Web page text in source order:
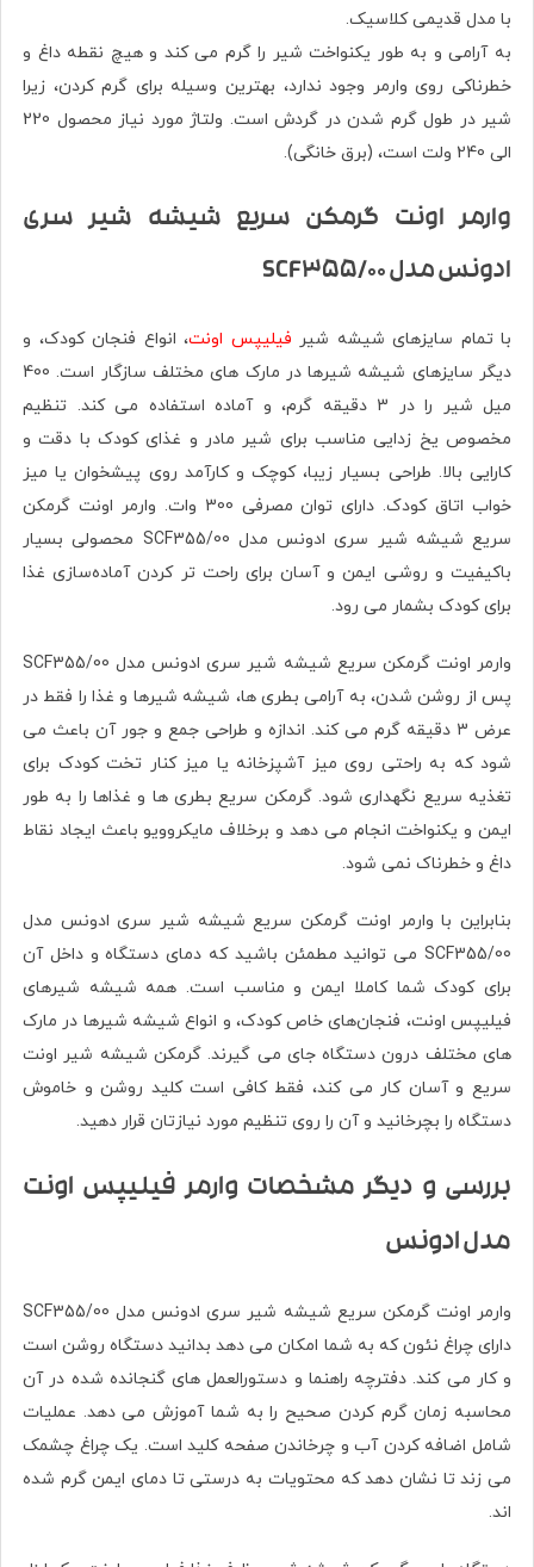
با مدل قدیمی کلاسیک.
به آرامی و به طور یکنواخت شیر را گرم می کند و هیچ نقطه داغ و
خطرناکی روی وارمر وجود ندارد، بهترین وسیله برای گرم کردن، زیرا
شیر در طول گرم شدن در گردش است. ولتاژ مورد نیاز محصول 220
الی 240 ولت است، (برق خانگی).
وارمر اونت گرمکن سریع شیشه شیر سری
ادونس مدل SCF355/00
با تمام سایزهای شیشه شیر فیلیپس اونت، انواع فنجان کودک، و
دیگر سایزهای شیشه شیرها در مارک های مختلف سازگار است. 400
میل شیر را در 3 دقیقه گرم، و آماده استفاده می کند.
تنظیم
مخصوص یخ زدایی مناسب برای شیر مادر و غذای کودک با دقت و
کارایی بالا. طراحی بسیار زیبا، کوچک و کارآمد روی پیشخوان یا میز
خواب اتاق کودک. دارای
توان مصرفی 300 وات. وارمر اونت گرمکن
سریع شیشه شیر سری ادونس مدل SCF355/00 محصولی بسیار
باکیفیت و روشی ایمن و آسان برای راحت تر کردن آماده‌سازی غذا
برای کودک بشمار می رود.
وارمر اونت گرمکن سریع شیشه شیر سری ادونس مدل SCF355/00
پس از روشن شدن، به آرامی بطری ها، شیشه شیرها و غذا را فقط در
عرض 3 دقیقه گرم می کند. اندازه و طراحی جمع و جور آن باعث می
شود که به راحتی روی میز آشپزخانه یا میز کنار تخت کودک برای
تغذیه سریع نگهداری شود. گرمکن سریع بطری ها و غذاها را به طور
ایمن و یکنواخت انجام می دهد و برخلاف مایکروویو باعث ایجاد نقاط
داغ و خطرناک نمی شود.
بنابراین با وارمر اونت گرمکن سریع شیشه شیر سری ادونس مدل
SCF355/00 می توانید مطمئن باشید که دمای دستگاه و داخل آن
برای کودک شما کاملا ایمن و مناسب است. همه شیشه شیرهای
فیلیپس اونت، فنجان‌های خاص کودک، و انواع شیشه شیرها در مارک
های مختلف درون دستگاه جای می گیرند. گرمکن شیشه شیر اونت
سریع و آسان کار می کند، فقط کافی است کلید روشن و خاموش
دستگاه را بچرخانید و آن را روی تنظیم مورد نیازتان قرار دهید.
بررسی و دیگر مشخصات وارمر فیلیپس اونت
مدل ادونس
وارمر اونت گرمکن سریع شیشه شیر سری ادونس مدل SCF355/00
دارای چراغ نئون که به شما امکان می دهد بدانید دستگاه روشن است
و کار می کند. دفترچه راهنما و دستورالعمل های گنجانده شده در آن
محاسبه زمان گرم کردن صحیح را به شما آموزش می دهد. عملیات
شامل اضافه کردن آب و چرخاندن صفحه کلید است. یک چراغ چشمک
می زند تا نشان دهد که محتویات به درستی تا دمای ایمن گرم شده
اند.